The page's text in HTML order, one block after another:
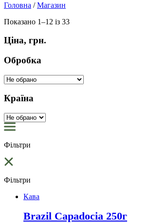
Головна /Магазин
Показано 1–12 із 33
Ціна, грн.
Обробка
Країна
Фільтри
Фільтри
Кава
Brazil Capadocia 250г